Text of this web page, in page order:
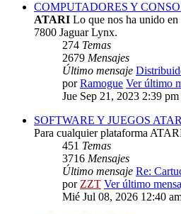
COMPUTADORES Y
ATARI Lo que nos ha unido
7800 Jaguar Lynx.
274 Temas
2679 Mensajes
Último mensaje
porRamogue Ver último
Jue Sep 21, 2023 2:39 pm
SOFTWARE Y JUEGOS
Para cualquier plataforma
451 Temas
3716 Mensajes
Último mensaje Re:
porZZT Ver último
Mié Jul 08, 2026 12:40